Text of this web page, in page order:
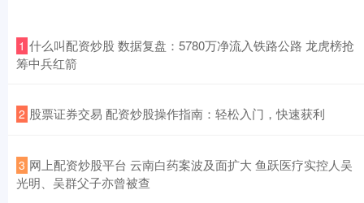
1 ​什么叫配资炒股 数据复盘：5780万净流入铁路公路 龙虎榜抢
筹中兵红箭
2 ​股票证券交易 配资炒股操作指南：轻松入门，快速获利
3 ​网上配资炒股平台 云南白药案波及面扩大 鱼跃医疗实控人吴
光明、吴群父子亦曾被查